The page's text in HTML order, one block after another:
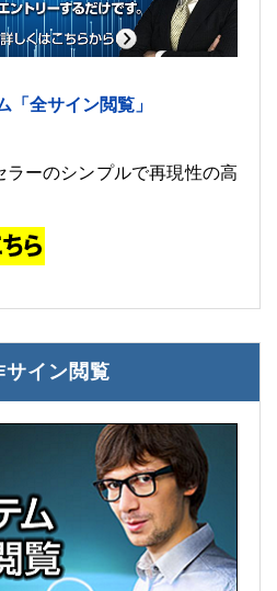
「全サイン閲覧」
ラーのシンプルで再現性の高
サイン閲覧